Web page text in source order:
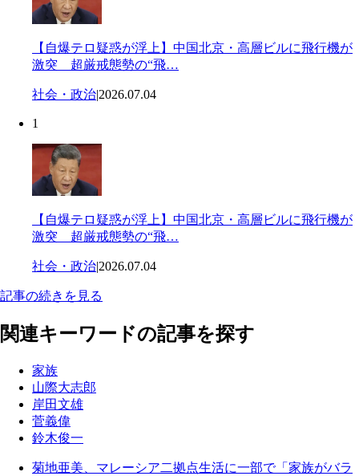
【自爆テロ疑惑が浮上】中国北京・高層ビルに飛行機が
激突 超厳戒態勢の“飛…
社会・政治|2026.07.04
1
【自爆テロ疑惑が浮上】中国北京・高層ビルに飛行機が
激突 超厳戒態勢の“飛…
社会・政治|2026.07.04
記事の続きを見る
関連キーワードの記事を探す
家族
山際大志郎
岸田文雄
菅義偉
鈴木俊一
菊地亜美、マレーシア二拠点生活に一部で「家族がバラ